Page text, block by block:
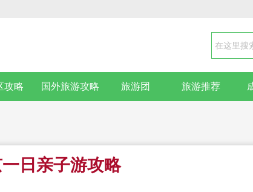
攻略 国外旅游攻略 旅游团 旅游推荐
日亲子游攻略